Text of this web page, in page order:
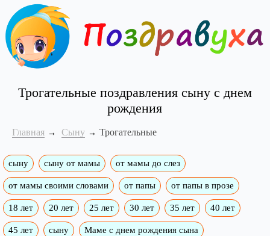
Трогательные поздравления сыну с днем
рождения
Главная Сыну Трогательные
сыну сыну от мамы от мамы до слез
от мамы своими словами от папы от папы в прозе
18 лет 20 лет 25 лет 30 лет 35 лет 40 лет
45 лет сыну Маме с днем рождения сына